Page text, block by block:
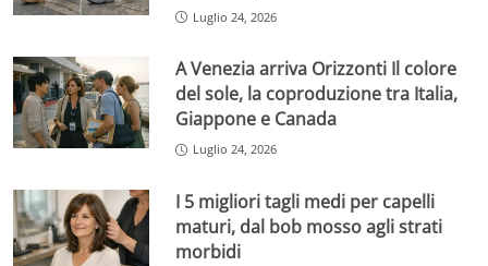
Luglio 24, 2026
A Venezia arriva Orizzonti Il colore
del sole, la coproduzione tra Italia,
Giappone e Canada
Luglio 24, 2026
I 5 migliori tagli medi per capelli
maturi, dal bob mosso agli strati
morbidi